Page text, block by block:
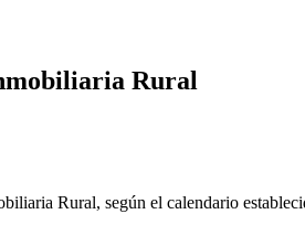
Rural
Rural, según el calendario